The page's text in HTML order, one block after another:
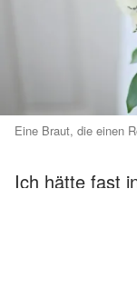
Eine Braut, die einen
Ich hätte fast